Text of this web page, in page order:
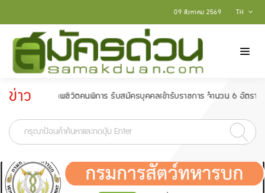
TH
09 สิงหาคม 2569
ข่าว
ประกาศ
าคุณภาพชีวิตคนพิการ รับสมัครบุคคลเข้ารับราชการ จำนวน 6 อัตรา สมัครตั้ง
-